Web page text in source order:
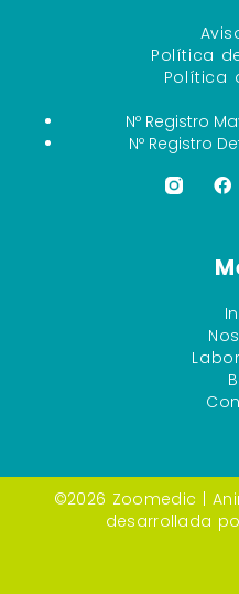
Política
Política
Nº Registro
Nº Registro
©2026 Zoomedic |
desarrollada